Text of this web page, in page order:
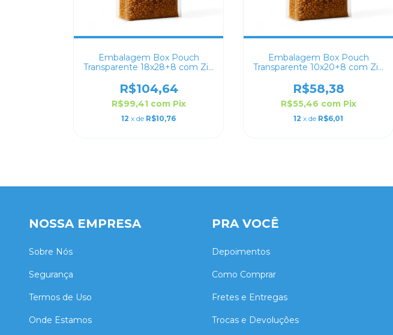
Embalagem Box Pouch
Transparente 18x28+8 com Zip
R$104,64
R$99,41 com Pix
12 x de R$10,76
Embalagem Box Pouch
Transparente 10x20+8 com Zip
R$58,38
R$55,46 com Pix
12 x de R$6,01
NOSSA EMPRESA
Sobre Nós
Segurança
Termos de Uso
Onde Estamos
PRA VOCÊ
Depoimentos
Como Comprar
Fretes e Entregas
Trocas e Devoluções